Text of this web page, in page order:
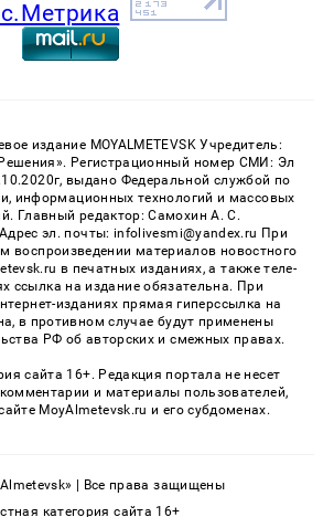
издание MOYALMETEVSK Учредитель:
Регистрационный номер СМИ: Эл
выдано Федеральной службой по
информационных технологий и массовых
Главный редактор: Самохин А. С.
эл. почты: infolivesmi@yandex.ru При
воспроизведении материалов новостного
в печатных изданиях, а также теле-
ссылка на издание обязательна. При
изданиях прямая гиперссылка на
в противном случае будут применены
РФ об авторских и смежных правах.
сайта 16+. Редакция портала не несет
комментарии и материалы пользователей,
MoyAlmetevsk.ru и его субдоменах.
| Все права защищены
категория сайта 16+